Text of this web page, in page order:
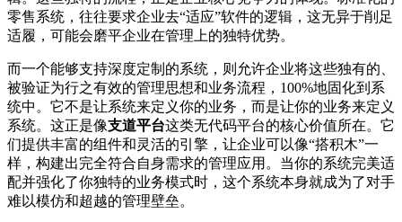
零售系统，往往要求企业去“适应”软件的逻辑，这无异于削足
适履，可能会磨平企业在管理上的独特优势。
而一个能够支持深度定制的系统，则允许企业将这些独有的、
被验证为行之有效的管理思想和业务流程，100%地固化到系
统中。它不是让系统来定义你的业务，而是让你的业务来定义
系统。这正是像支道平台这类无代码平台的核心价值所在。它
们提供丰富的组件和灵活的引擎，让企业可以像“搭积木”一
样，构建出完全符合自身需求的管理应用。当你的系统完美适
配并强化了你独特的业务模式时，这个系统本身就成为了对手
难以模仿和超越的管理壁垒。